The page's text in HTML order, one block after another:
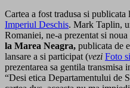
Cartea a fost tradusa si
Imperiul Deschis. Mark Taplin,
Romaniei, ne-a prezentat si noua
la Marea Neagra, publicata de
lansare a si participat (vezi Foto
prezentarea sa gentila transmisa
“Desi etica Departamentului de